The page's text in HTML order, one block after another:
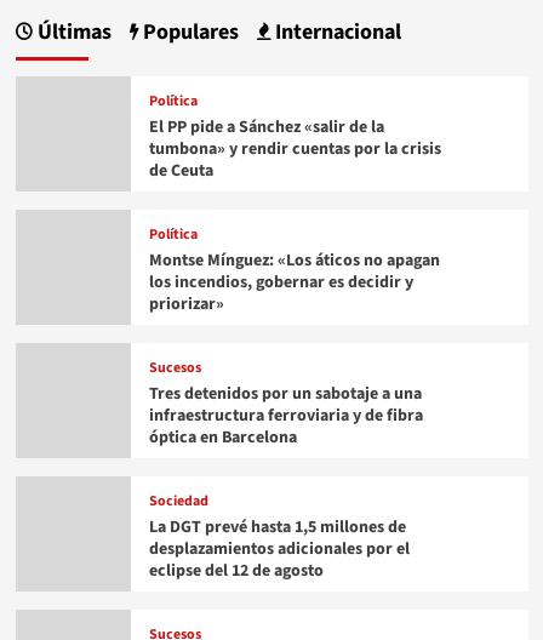
Últimas Populares Internacional
Política
El PP pide a Sánchez «salir de la
tumbona» y rendir cuentas por la crisis
de Ceuta
Política
Montse Mínguez: «Los áticos no apagan
los incendios, gobernar es decidir y
priorizar»
Sucesos
Tres detenidos por un sabotaje a una
infraestructura ferroviaria y de fibra
óptica en Barcelona
Sociedad
La DGT prevé hasta 1,5 millones de
desplazamientos adicionales por el
eclipse del 12 de agosto
Sucesos